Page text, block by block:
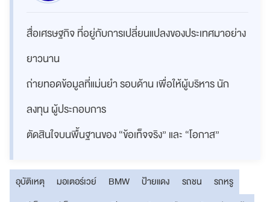
สื่อเศรษฐกิจ ที่อยู่กับการเปลี่ยนแปลงของประเทศมาอย่าง
ยาวนาน
ถ่ายทอดข้อมูลที่แม่นยำ รอบด้าน เพื่อให้ผู้บริหาร นัก
ลงทุน ผู้ประกอบการ
ตัดสินใจบนพื้นฐานของ “ข้อเท็จจริง” และ “โอกาส”
อุบัติเหตุ มอเตอร์เวย์ BMW ป้ายแดง รถชน
รถหรู